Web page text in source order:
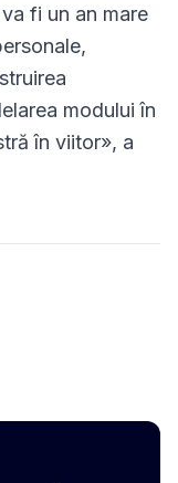
fi un an mare
modului în
în viitor», a